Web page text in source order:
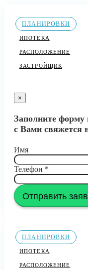
ПЛАНИРОВКИ
ИПОТЕКА
РАСПОЛОЖЕНИЕ
ЗАСТРОЙЩИК
×
Заполните
с Вами свяжется
Имя
Телефон *
Отправить
ПЛАНИРОВКИ
ИПОТЕКА
РАСПОЛОЖЕНИЕ